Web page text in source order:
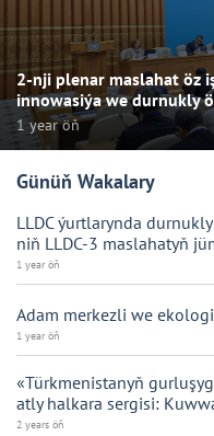
2-nji plenar maslahat öz
innowasiýa we durnukly
1 year öň
Günüň Wakalary
LLDC ýurtlarynda
niň LLDC-3 maslahatyň
1 year öň
Adam merkezli we
1 year öň
«Türkmenistanyň
atly halkara sergisi:
2 years öň